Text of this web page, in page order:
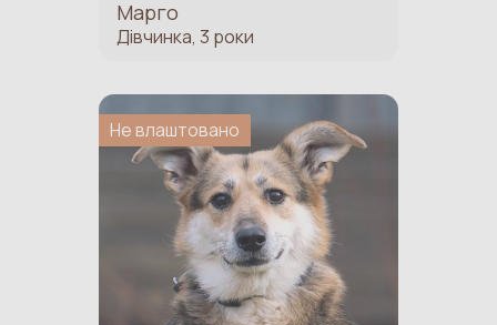
Марго
Дівчинка, 3 роки
Не влаштовано